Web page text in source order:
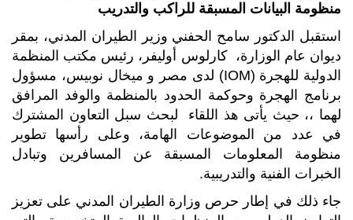
منظومة البيانات المسبقة للراكب والتدريب
استقبل الدكتور سامح الحفني وزير الطيران المدني، بمقر
ديوان عام الوزارة، كارلوس أوليفر، رئيس مكتب المنظمة
الدولية للهجرة (IOM) لدى مصر و ميخال نوبيس، مسؤول
برنامج الهجرة وحوكمة الحدود بالمنظمة والوفد المرافق
لهما ،، حيث يأتى هذ اللقاء لبحث سبل التعاون المشترك
في عدد من الموضوعات الهامة، وعلى رأسها تطوير
منظومة المعلومات المسبقة عن المسافرين وتبادل
الخبرات الفنية والتدريبية.
جاء ذلك في إطار حرص وزارة الطيران المدني على تعزيز